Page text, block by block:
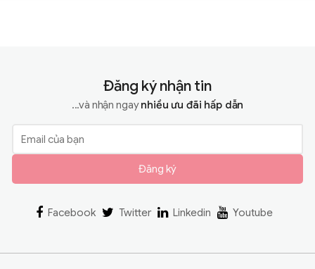
Đăng ký nhận tin
...và nhận ngaynhiều ưu đãi hấp dẫn
Đăng ký
Facebook Twitter Linkedin Youtube